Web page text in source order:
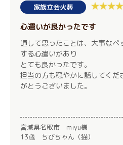
家族立会火葬
心遣いが良かったです
通して思ったことは、大事な
する心遣いがあり
とても良かったです。
担当の方も穏やかに話してくだ
がとうございました。
宮城県名取市 miyu様
13歳 ちびちゃん（猫）